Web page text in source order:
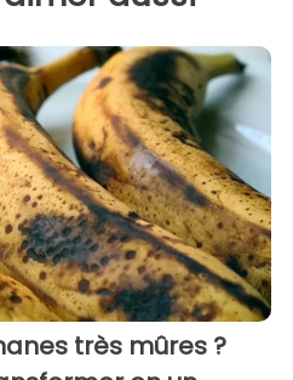
très mûres ?